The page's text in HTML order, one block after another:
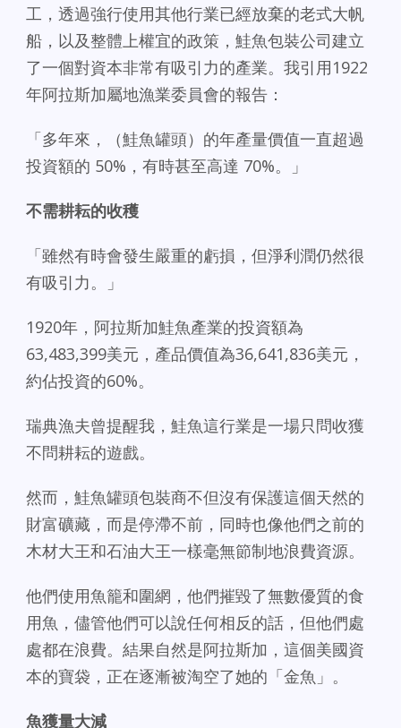
工，透過強行使用其他行業已經放棄的老式大帆
船，以及整體上權宜的政策，鮭魚包裝公司建立
了一個對資本非常有吸引力的產業。我引用1922
年阿拉斯加屬地漁業委員會的報告：
「多年來，（鮭魚罐頭）的年產量價值一直超過
投資額的 50%，有時甚至高達 70%。」
不需耕耘的收穫
「雖然有時會發生嚴重的虧損，但淨利潤仍然很
有吸引力。」
1920年，阿拉斯加鮭魚產業的投資額為
63,483,399美元，產品價值為36,641,836美元，
約佔投資的60%。
瑞典漁夫曾提醒我，鮭魚這行業是一場只問收獲
不問耕耘的遊戲。
然而，鮭魚罐頭包裝商不但沒有保護這個天然的
財富礦藏，而是停滯不前，同時也像他們之前的
木材大王和石油大王一樣毫無節制地浪費資源。
他們使用魚籠和圍網，他們摧毀了無數優質的食
用魚，儘管他們可以說任何相反的話，但他們處
處都在浪費。結果自然是阿拉斯加，這個美國資
本的寶袋，正在逐漸被淘空了她的「金魚」。
魚獲量大減